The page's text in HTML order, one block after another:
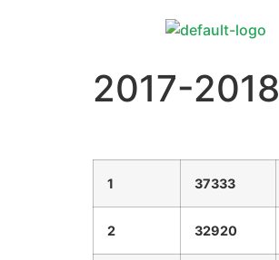
2017-2018
1 37333
2 32920